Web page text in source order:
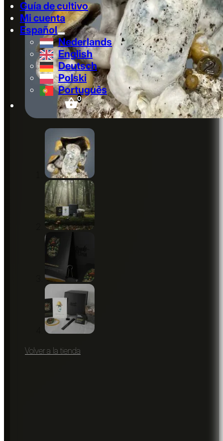
Guía de cultivo
Mi cuenta
Español
Nederlands
English
Deutsch
Polski
Português
0
Volver a la tienda